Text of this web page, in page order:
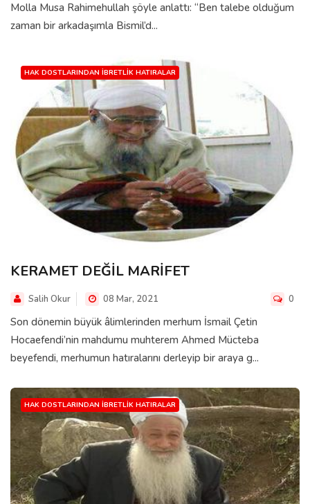
Molla Musa Rahimehullah şöyle anlattı: “Ben talebe olduğum
zaman bir arkadaşımla Bismil’d...
HAK DOSTLARINDAN İBRETLIK HATIRALAR
KERAMET DEĞİL MARİFET
Salih Okur 08 Mar, 2021 0
Son dönemin büyük âlimlerinden merhum İsmail Çetin
Hocaefendi’nin mahdumu muhterem Ahmed Mücteba
beyefendi, merhumun hatıralarını derleyip bir araya g...
HAK DOSTLARINDAN İBRETLIK HATIRALAR